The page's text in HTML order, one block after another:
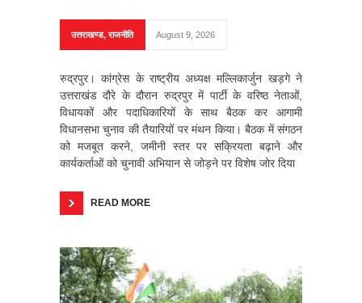
उत्तराखण्ड,राजनीति August 9, 2026
रुद्रपुर। कांग्रेस के राष्ट्रीय अध्यक्ष मल्लिकार्जुन खड़गे ने
उत्तराखंड दौरे के दौरान रुद्रपुर में पार्टी के वरिष्ठ नेताओं,
विधायकों और पदाधिकारियों के साथ बैठक कर आगामी
विधानसभा चुनाव की तैयारियों पर मंथन किया। बैठक में संगठन
को मजबूत करने, जमीनी स्तर पर सक्रियता बढ़ाने और
कार्यकर्ताओं को चुनावी अभियान से जोड़ने पर विशेष जोर दिया
READ MORE